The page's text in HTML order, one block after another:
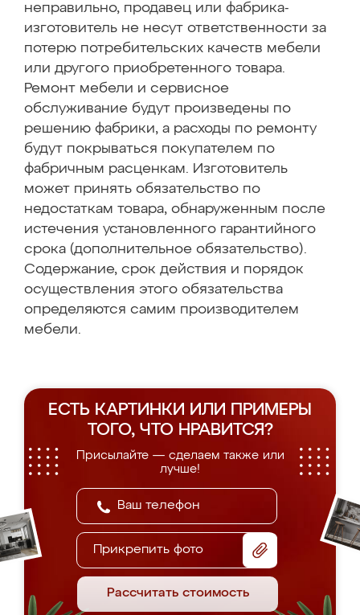
неправильно, продавец или фабрика-
изготовитель не несут ответственности за
потерю потребительских качеств мебели
или другого приобретенного товара.
Ремонт мебели и сервисное
обслуживание будут произведены по
решению фабрики, а расходы по ремонту
будут покрываться покупателем по
фабричным расценкам. Изготовитель
может принять обязательство по
недостаткам товара, обнаруженным после
истечения установленного гарантийного
срока (дополнительное обязательство).
Содержание, срок действия и порядок
осуществления этого обязательства
определяются самим производителем
мебели.
ЕСТЬ КАРТИНКИ ИЛИ ПРИМЕРЫ
ТОГО, ЧТО НРАВИТСЯ?
Присылайте — сделаем также или
лучше!
Прикрепить фото
Рассчитать стоимость